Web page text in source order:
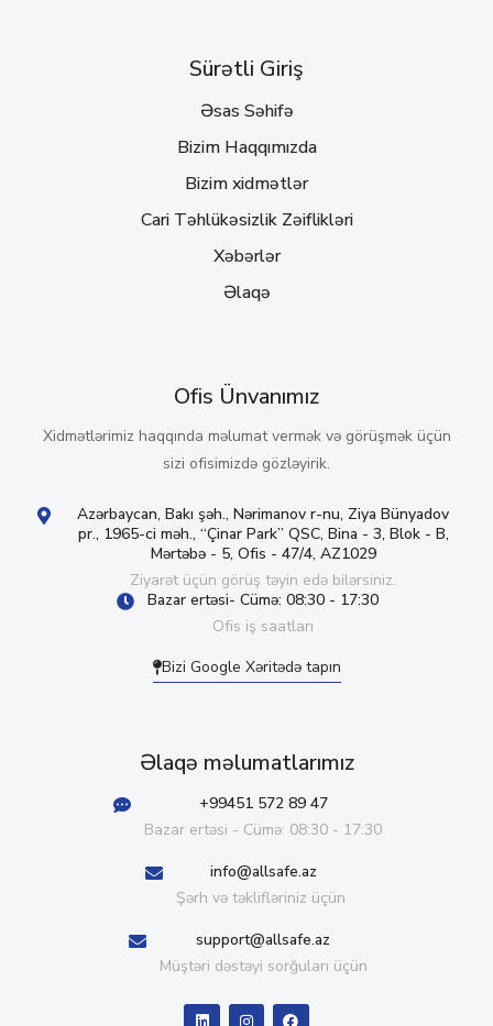
Sürətli Giriş
Əsas Səhifə
Bizim Haqqımızda
Bizim xidmətlər
Cari Təhlükəsizlik Zəiflikləri
Xəbərlər
Əlaqə
Ofis Ünvanımız
Xidmətlərimiz haqqında məlumat vermək və görüşmək üçün
sizi ofisimizdə gözləyirik.
Azərbaycan, Bakı şəh., Nərimanov r-nu, Ziya Bünyadov
pr., 1965-ci məh., “Çinar Park” QSC, Bina - 3, Blok - B,
Mərtəbə - 5, Ofis - 47/4, AZ1029
Ziyarət üçün görüş təyin edə bilərsiniz.
Bazar ertəsi- Cümə: 08:30 - 17:30
Ofis iş saatları
Bizi Google Xəritədə tapın
Əlaqə məlumatlarımız
+99451 572 89 47
Bazar ertəsi - Cümə: 08:30 - 17:30
info@allsafe.az
Şərh və təklifləriniz üçün
support@allsafe.az
Müştəri dəstəyi sorğuları üçün